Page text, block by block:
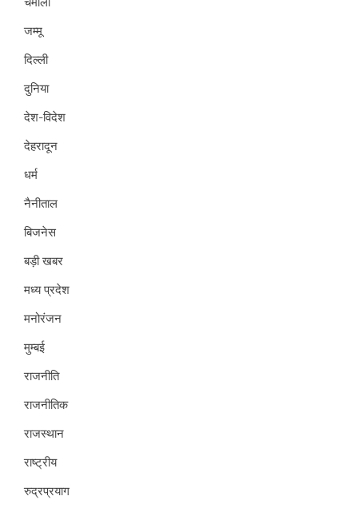
जम्मू
दिल्ली
दुनिया
देश-विदेश
देहरादून
धर्म
नैनीताल
बिजनेस
बड़ी खबर
मध्य प्रदेश
मनोरंजन
मुम्बई
राजनीति
राजनीतिक
राजस्थान
राष्ट्रीय
रुद्रप्रयाग